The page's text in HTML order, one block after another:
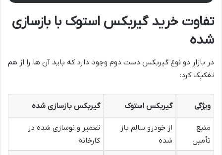
تفاوت خرید گیربکس استوک با بازسازی
شده
در بازار دو نوع گیربکس دست دوم وجود دارد که باید آن ها را از هم
تفکیک کرد:
ویژگی گیربکس استوک گیربکس بازسازی شده
منبع
تأمین
از خودرو سالم باز
شده
تعمیر و نوسازی شده در
کارخانه